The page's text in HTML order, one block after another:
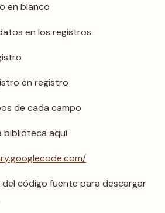
en blanco
en los registros.
en registro
de cada campo
biblioteca aquí
del código fuente para descargar